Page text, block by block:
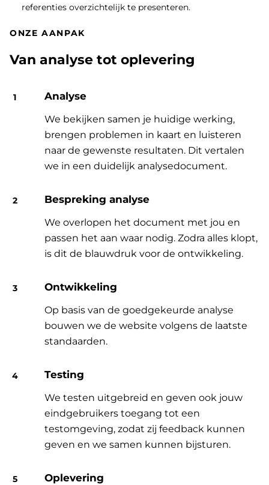
referenties overzichtelijk te presenteren.
ONZE AANPAK
Van analyse tot oplevering
Analyse
We bekijken samen je huidige werking,
brengen problemen in kaart en luisteren
naar de gewenste resultaten. Dit vertalen
we in een duidelijk analysedocument.
Bespreking analyse
We overlopen het document met jou en
passen het aan waar nodig. Zodra alles klopt,
is dit de blauwdruk voor de ontwikkeling.
Ontwikkeling
Op basis van de goedgekeurde analyse
bouwen we de website volgens de laatste
standaarden.
Testing
We testen uitgebreid en geven ook jouw
eindgebruikers toegang tot een
testomgeving, zodat zij feedback kunnen
geven en we samen kunnen bijsturen.
Oplevering